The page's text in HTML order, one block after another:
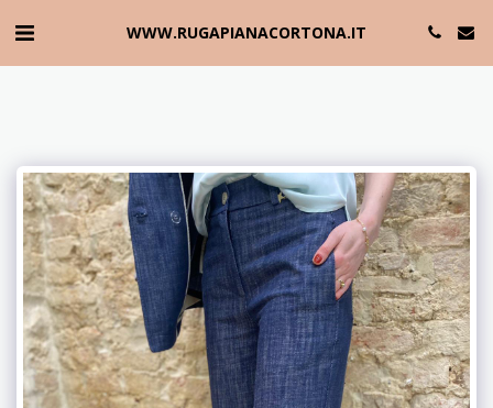
WWW.RUGAPIANACORTONA.IT